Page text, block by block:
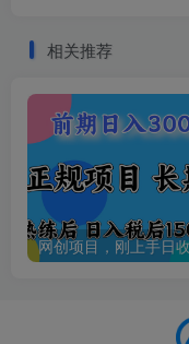
相关推荐